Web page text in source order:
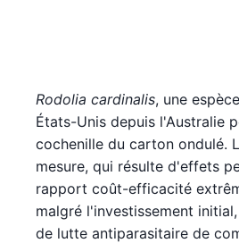
Rodolia cardinalis, une
États-Unis depuis l'Australie
cochenille du carton ondulé.
mesure, qui résulte d'effets
rapport coût-efficacité
malgré l'investissement
de lutte antiparasitaire de